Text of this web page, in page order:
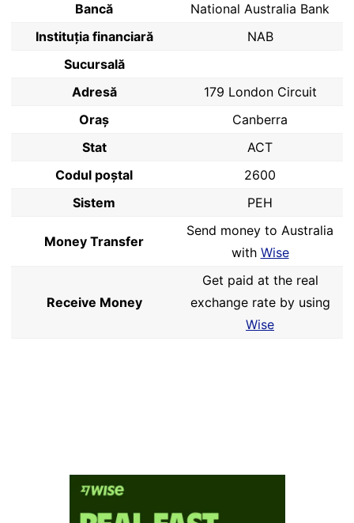
Bancă
National Australia Bank
Instituția financiară
NAB
Sucursală
Adresă
179 London Circuit
Oraș
Canberra
Stat
ACT
Codul poştal
2600
Sistem
PEH
Money Transfer
Send money to Australia
with Wise
Receive Money
Get paid at the real
exchange rate by using
Wise